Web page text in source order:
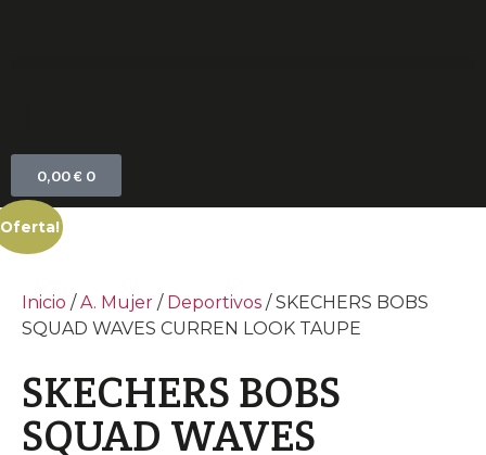
0,00€ 0
Inicio /A. Mujer / Deportivos / SKECHERS BOBS
SQUAD WAVES CURREN LOOK TAUPE
SKECHERS BOBS
SQUAD WAVES